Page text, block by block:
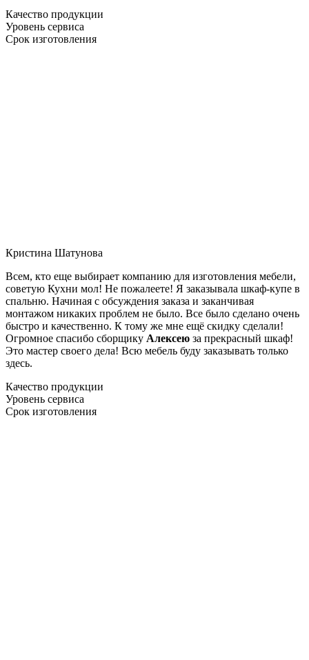
Качество продукции
Уровень сервиса
Срок изготовления
Кристина Шатунова
Всем, кто еще выбирает компанию для изготовления мебели,
советую Кухни мол! Не пожалеете! Я заказывала шкаф-купе в
спальню. Начиная с обсуждения заказа и заканчивая
монтажом никаких проблем не было. Все было сделано очень
быстро и качественно. К тому же мне ещё скидку сделали!
Огромное спасибо сборщику Алексею за прекрасный шкаф!
Это мастер своего дела! Всю мебель буду заказывать только
здесь.
Качество продукции
Уровень сервиса
Срок изготовления